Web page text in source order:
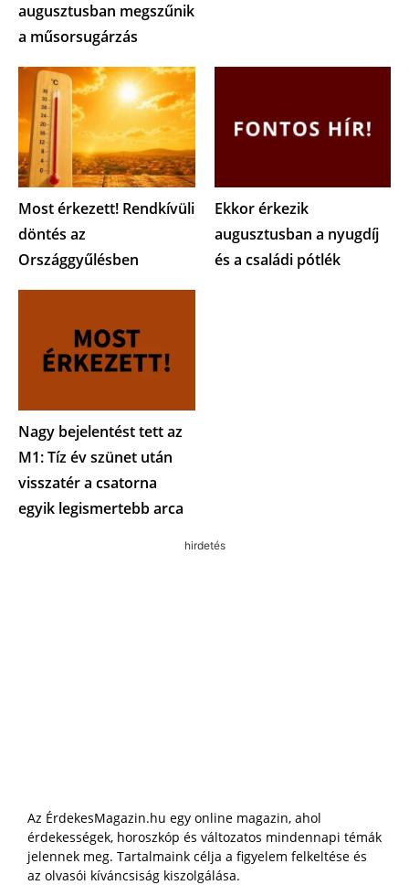
augusztusban megszűnik
a műsorsugárzás
Most érkezett! Rendkívüli
döntés az
Országgyűlésben
Ekkor érkezik
augusztusban a nyugdíj
és a családi pótlék
Nagy bejelentést tett az
M1: Tíz év szünet után
visszatér a csatorna
egyik legismertebb arca
hirdetés
Az ÉrdekesMagazin.hu egy online magazin, ahol
érdekességek, horoszkóp és változatos mindennapi témák
jelennek meg. Tartalmaink célja a figyelem felkeltése és
az olvasói kíváncsiság kiszolgálása.